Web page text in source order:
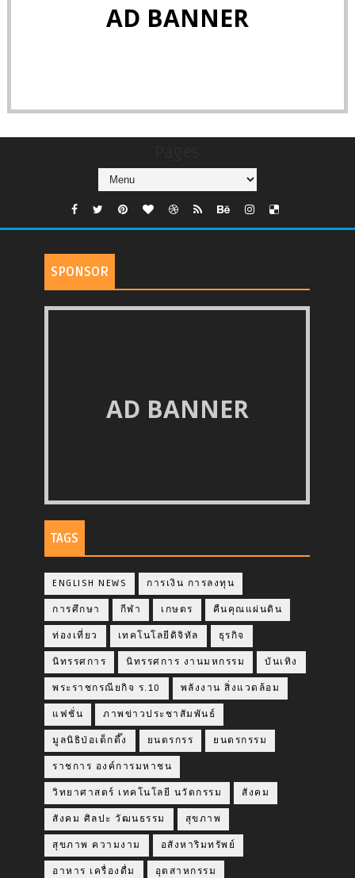
AD BANNER
SPONSOR
AD BANNER
TAGS
ENGLISH NEWS การเงิน การลงทุน
การศึกษา กีฬา เกษตร คืนคุณแผ่นดิน
ท่องเที่ยว เทคโนโลยีดิจิทัล ธุรกิจ
นิทรรศการ นิทรรศการ งานมหกรรม บันเทิง
พระราชกรณียกิจ ร.10 พลังงาน สิ่งแวดล้อม
แฟชั่น ภาพข่าวประชาสัมพันธ์
มูลนิธิป่อเต็กตึ๊ง ยนตรกรร ยนตรกรรม
ราชการ องค์การมหาชน
วิทยาศาสตร์ เทคโนโลยี นวัตกรรม สังคม
สังคม ศิลปะ วัฒนธรรม สุขภาพ
สุขภาพ ความงาม อสังหาริมทรัพย์
อาหาร เครื่องดื่ม อุตสาหกรรม